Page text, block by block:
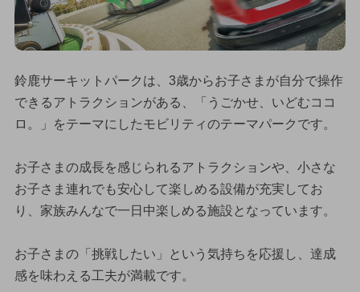
鈴鹿サーキットパークは、3歳からお子さまが自分で操作
できるアトラクションがある、「うごかせ、いどむココ
ロ。」をテーマにしたモビリティのテーマパークです。
お子さまの成長を感じられるアトラクションや、小さな
お子さま連れでも安心して楽しめる設備が充実してお
り、家族みんなで一日中楽しめる施設となっています。
お子さまの「挑戦したい」という気持ちを応援し、達成
感を味わえる工夫が満載です。